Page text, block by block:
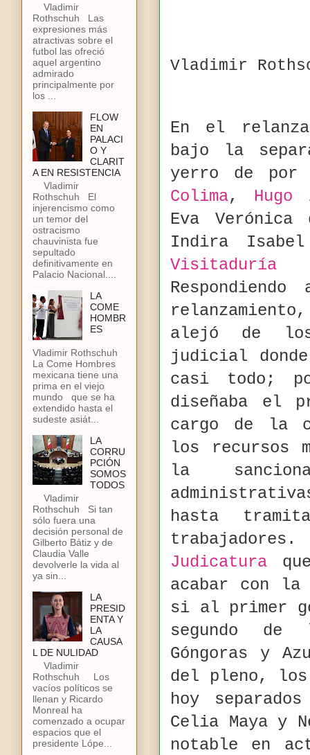
Vladimir
En el
bajo la
yerro de por
Colima, Hugo
Eva
Indira
Visitaduría
alejó de
judicial
casi todo;
diseñaba el
cargo de la
los recursos
la
hasta
Judicatura
acabar con
si al primer
segundo de
Góngoras y
del pleno, los
hoy
Celia Maya y
notable en
Vladimir
Rothschuh Las
expresiones más
atractivas sobre el
futbol las ofreció
aquel argentino
admirado
principalmente por
los ...
FLOW
EN
PALACI
O Y
CLARIT
A EN RESISTENCIA
Vladimir
Rothschuh El
injerencismo como
un temor del
ostracismo
chauvinista fue
sepultado
definitivamente en
Palacio Nacional....
LA
COME
HOMBR
ES
Vladimir Rothschuh
La Come Hombres
mexicana tiene una
prima en el viejo
mundo que se ha
extendido hasta el
sudeste asiát...
LA
CORRU
PCIÓN
SOMOS
TODOS
Vladimir
Rothschuh Si tan
sólo fuera una
decisión personal de
Gilberto Bátiz y de
Claudia Valle
devolverle la vida al
ya sin...
LA
PRESID
ENTA Y
LA
CAUSA
L DE NULIDAD
Vladimir
Rothschuh Los
vacíos políticos se
llenan y Ricardo
Monreal ha
comenzado a ocupar
espacios que el
presidente Lópe...